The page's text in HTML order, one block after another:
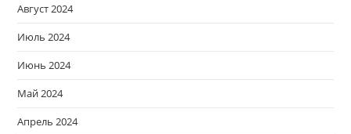
Август 2024
Июль 2024
Июнь 2024
Май 2024
Апрель 2024